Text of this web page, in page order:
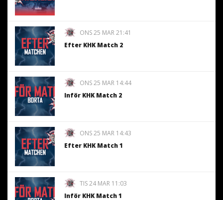
ONS 25 MAR 21:41
Efter KHK Match 2
ONS 25 MAR 14:44
Inför KHK Match 2
ONS 25 MAR 14:43
Efter KHK Match 1
TIS 24 MAR 11:03
Inför KHK Match 1